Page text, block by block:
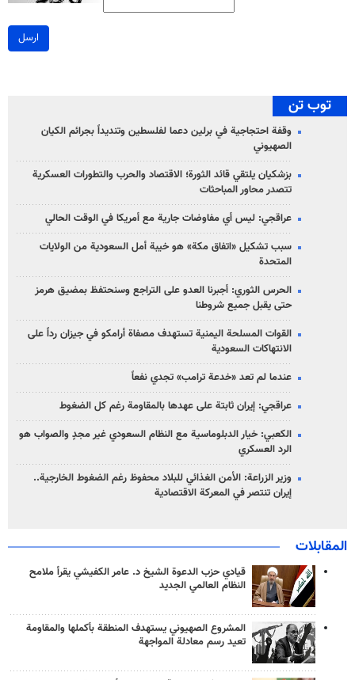
ارسل
توب تن
وقفة احتجاجية في برلين دعما لفلسطين وتنديداً بجرائم الكيان
الصهیوني
بزشكيان يلتقي قائد الثورة؛ الاقتصاد والحرب والتطورات العسكرية
تتصدر محاور المباحثات
عراقجي: ليس أي مفاوضات جارية مع أمريكا في الوقت الحالي
سبب تشكيل «اتفاق مكة» هو خيبة أمل السعودية من الولايات
المتحدة
الحرس الثوري: أجبرنا العدو على التراجع وسنحتفظ بمضيق هرمز
حتى يقبل جميع شروطنا
القوات المسلحة اليمنية تستهدف مصفاة أرامكو في جيزان رداً على
الانتهاكات السعودية
عندما لم تعد «خدعة ترامب» تجدي نفعاً
عراقجي: إيران ثابتة على عهدها بالمقاومة رغم كل الضغوط
الكعبي: خيار الدبلوماسية مع النظام السعودي غير مجدٍ والصواب هو
الرد العسكري
وزير الزراعة: الأمن الغذائي للبلاد محفوظ رغم الضغوط الخارجية..
إيران تنتصر في المعركة الاقتصادية
المقابلات
قيادي حزب الدعوة الشيخ د. عامر الكفيشي يقرأ ملامح
النظام العالمي الجديد
المشروع الصهيوني يستهدف المنطقة بأكملها والمقاومة
تعيد رسم معادلة المواجهة